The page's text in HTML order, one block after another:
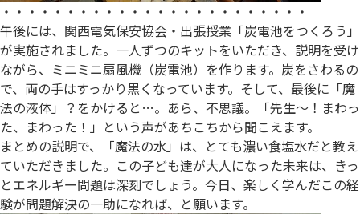
・・・・・・・・・・・・・・・・・・・・・・・・
午後には、関西電気保安協会・出張授業「炭電池をつくろう」
が実施されました。一人ずつのキットをいただき、説明を受け
ながら、ミニミニ扇風機（炭電池）を作ります。炭をさわるの
で、両の手はすっかり黒くなっています。そして、最後に「魔
法の液体」？をかけると…。あら、不思議。「先生～！まわっ
た、まわった！」という声があちこちから聞こえます。
まとめの説明で、「魔法の水」は、とても濃い食塩水だと教え
ていただきました。この子ども達が大人になった未来は、きっ
とエネルギー問題は深刻でしょう。今日、楽しく学んだこの経
験が問題解決の一助になれば、と願います。